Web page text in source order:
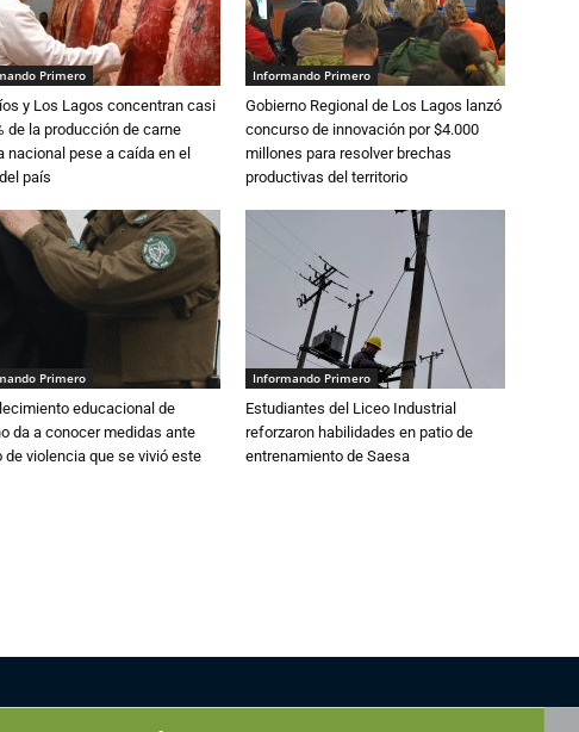
Primero
y Los Lagos concentran casi
de la producción de carne
nacional pese a caída en el
país
Informando Primero
Gobierno Regional de Los Lagos lanzó
concurso de innovación por $4.000
millones para resolver brechas
productivas del territorio
Primero
educacional de
da a conocer medidas ante
de violencia que se vivió este
Informando Primero
Estudiantes del Liceo Industrial
reforzaron habilidades en patio de
entrenamiento de Saesa